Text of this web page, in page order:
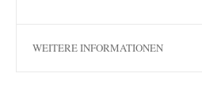
WEITERE INFORMATIONEN